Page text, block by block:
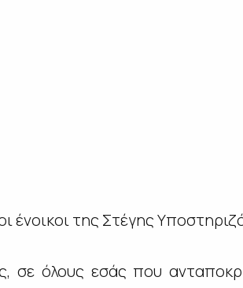
ένοικοι της Στέγης
σε όλους εσάς που